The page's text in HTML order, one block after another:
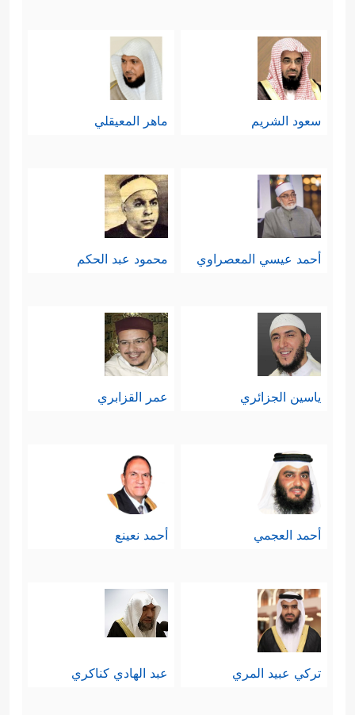
سعود الشريم ماهر المعيقلي
أحمد عيسي المعصراوي محمود عبد الحكم
ياسين الجزائري عمر القزابري
أحمد العجمي أحمد نعينع
تركي عبيد المري عبد الهادي كناكري